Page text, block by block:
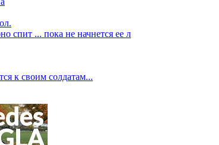
спит ... пока не начнется ее л
к своим солдатам...